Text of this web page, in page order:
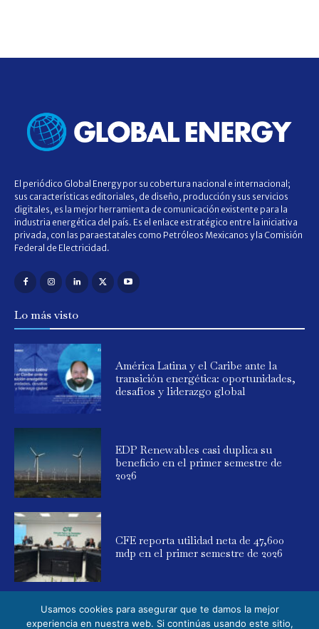
El periódico Global Energy por su cobertura nacional e internacional;
sus características editoriales, de diseño, producción y sus servicios
digitales, es la mejor herramienta de comunicación existente para la
industria energética del país. Es el enlace estratégico entre la iniciativa
privada, con las paraestatales como Petróleos Mexicanos y la Comisión
Federal de Electricidad.
Lo más visto
América Latina y el Caribe ante la
transición energética: oportunidades,
desafíos y liderazgo global
EDP Renewables casi duplica su
beneficio en el primer semestre de
2026
CFE reporta utilidad neta de 47,600
mdp en el primer semestre de 2026
Usamos cookies para asegurar que te damos la mejor
experiencia en nuestra web. Si continúas usando este sitio,